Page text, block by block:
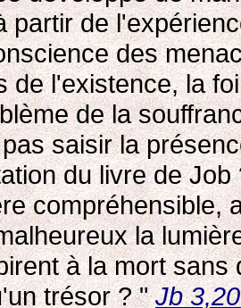
partir de
des
de l'existence, la
de la
saisir la
du livre de
compréhensible,
la
à la mort
trésor ? "Jb